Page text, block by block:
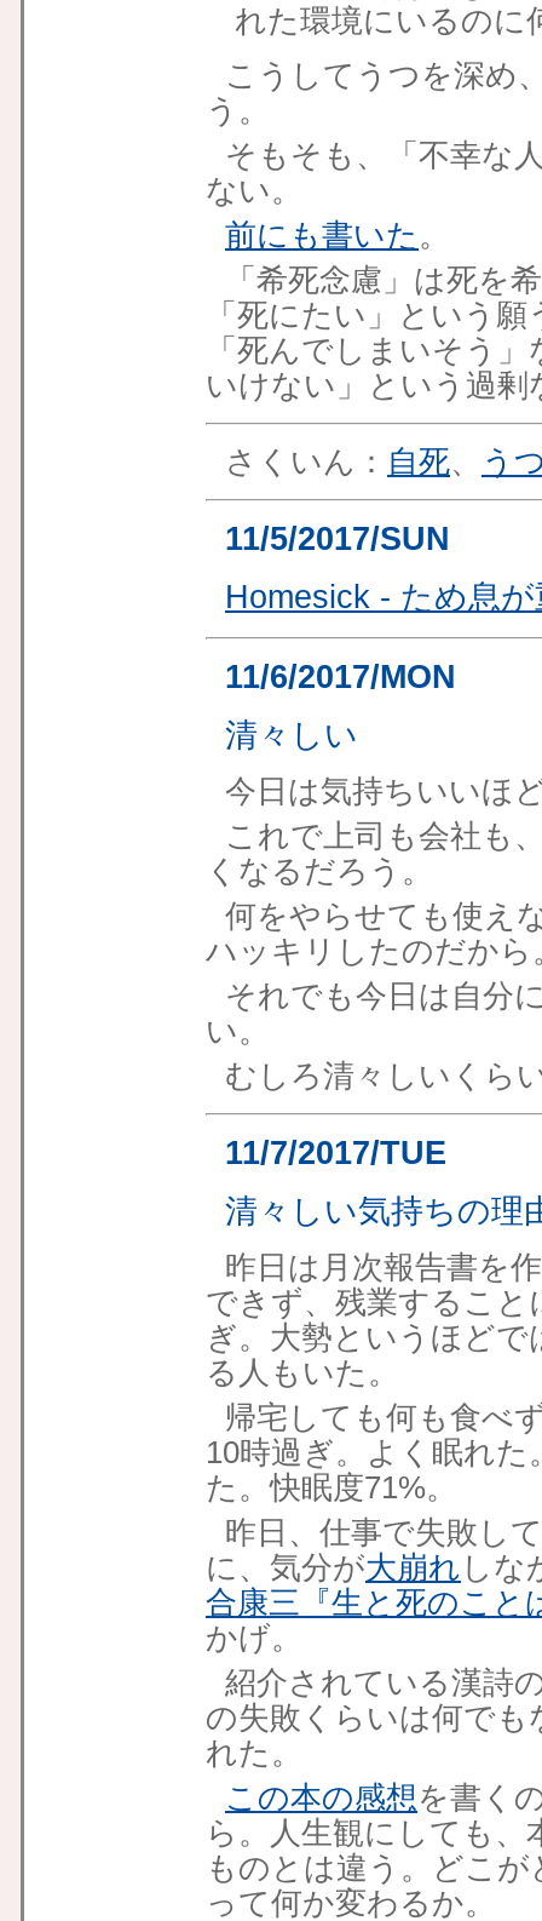
れた環境にいるのに
こうしてうつを深め
う。
そもそも、「不幸な
ない。
前にも書いた 。
「希死念慮」は死を
「死にたい」という
「死んでしまいそう
いけない」という過剰
さくいん： 自死、 う
11/5/2017/SUN
Homesick - ため息
11/6/2017/MON
清々しい
今日は気持ちいいほ
これで上司も会社も
くなるだろう。
何をやらせても使え
ハッキリしたのだから
それでも今日は自分
い。
むしろ清々しいくら
11/7/2017/TUE
清々しい気持ちの理
昨日は月次報告書を
できず、残業すること
ぎ。大勢というほど
る人もいた。
帰宅しても何も食べ
10時過ぎ。よく眠れ
た。快眠度71%。
昨日、仕事で失敗し
に、気分が大崩れ しな
合康三『生と死のこ
かげ。
紹介されている漢詩
の失敗くらいは何で
れた。
この本の感想を書く
ら。人生観にしても、
ものとは違う。どこ
って何か変わるか。